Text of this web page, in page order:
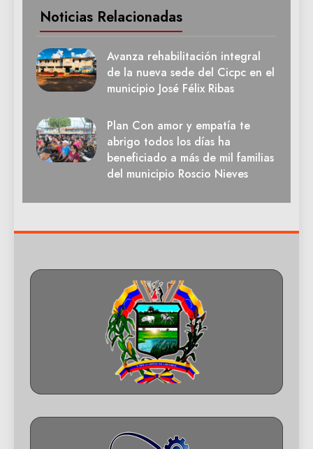
Noticias Relacionadas
Avanza rehabilitación integral
de la nueva sede del Cicpc en el
municipio José Félix Ribas
Plan Con amor y empatía te
abrigo todos los días ha
beneficiado a más de mil familias
del municipio Roscio Nieves